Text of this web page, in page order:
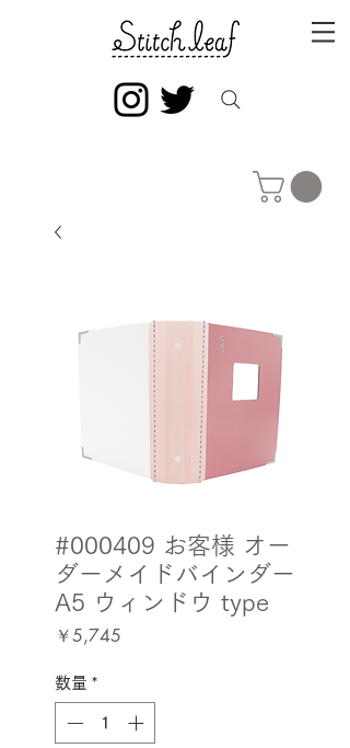
#000409 お客様 オー
ダーメイドバインダー
A5 ウィンドウ type
￥5,745
数量 *